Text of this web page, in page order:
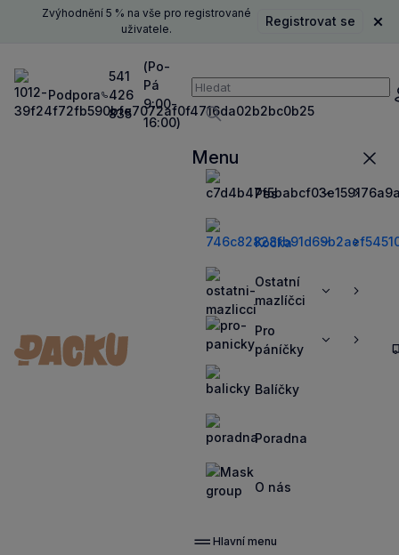
Zvýhodnění 5 % na vše pro registrované
uživatele.
Registrovat se
Podpora
541
426
835
(Po-
Pá
9:00-
16:00)
Vyhledávání
Vyhledávat
Menu
Pes
ZobrazitZobrazit
Kočka
ZobrazitZobrazit
Ostatní
mazlíčci
ZobrazitZobrazit
Pro
páníčky
ZobrazitZobrazit
Balíčky
Poradna
O nás
Hlavní menu